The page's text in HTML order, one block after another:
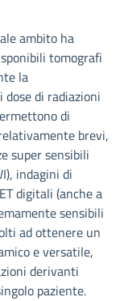
ambito ha
tomografi
la
di radiazioni
di
brevi,
super sensibili
indagini di
digitali (anche a
sensibili
ad ottenere un
e versatile,
derivanti
paziente.